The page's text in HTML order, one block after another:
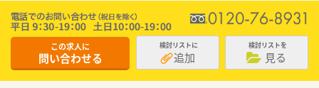
この求人に
問い合わせる
検討リストに
追加
検討リストを
見る